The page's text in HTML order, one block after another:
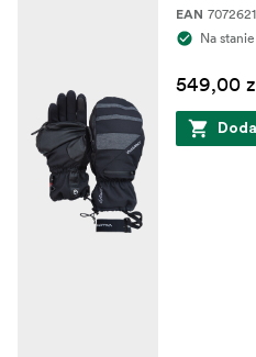
EAN
Na stanie
549,00